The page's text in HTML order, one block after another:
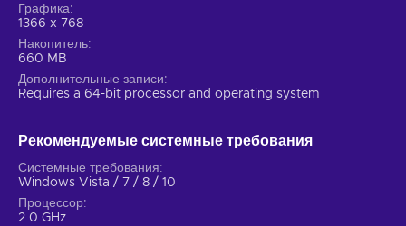
Графика
1366 x 768
Накопитель
660 MB
Дополнительные записи
Requires a 64-bit processor and operating system
Рекомендуемые системные требования
Системные требования
Windows Vista / 7 / 8 / 10
Процессор
2.0 GHz